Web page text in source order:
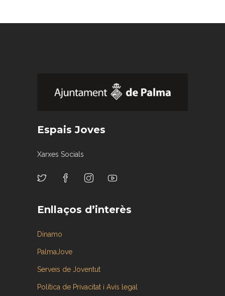
Espais Joves
Xarxes Socials
Enllaços d’interès
Dinamo
PalmaJove
Serveis de Joventut
Política de Privacitat i Avís legal